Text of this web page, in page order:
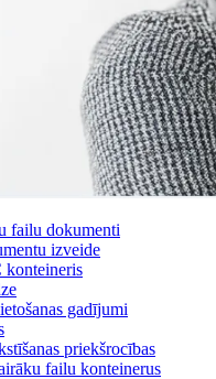
failu dokumenti
izveide
konteineris
gadījumi
priekšrocības
failu konteinerus